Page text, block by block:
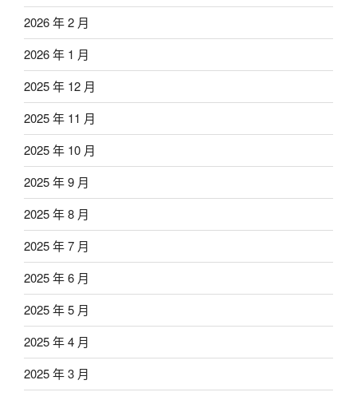
2026 年 2 月
2026 年 1 月
2025 年 12 月
2025 年 11 月
2025 年 10 月
2025 年 9 月
2025 年 8 月
2025 年 7 月
2025 年 6 月
2025 年 5 月
2025 年 4 月
2025 年 3 月